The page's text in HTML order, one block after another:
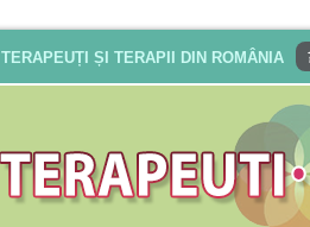
TERAPEUȚI ȘI TERAPII DIN ROMÂNIA